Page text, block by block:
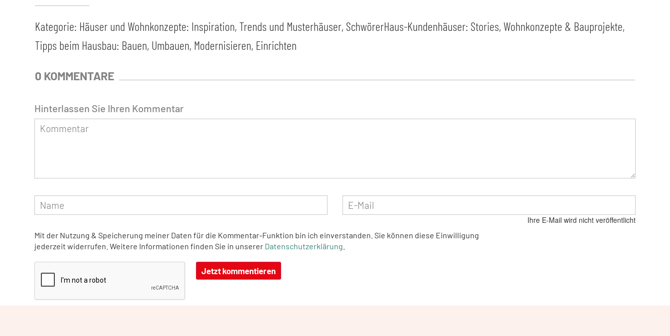
Kategorie: Häuser und Wohnkonzepte: Inspiration, Trends und Musterhäuser, SchwörerHaus-Kundenhäuser: Stories, Wohnkonzepte & Bauprojekte,
Tipps beim Hausbau: Bauen, Umbauen, Modernisieren, Einrichten
0 KOMMENTARE
Hinterlassen Sie Ihren Kommentar
Ihre E-Mail wird nicht veröffentlicht
Mit der Nutzung & Speicherung meiner Daten für die Kommentar-Funktion bin ich einverstanden. Sie können diese Einwilligung
jederzeit widerrufen. Weitere Informationen finden Sie in unserer Datenschutzerklärung